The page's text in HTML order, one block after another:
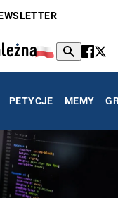
PETYCJE MEMY